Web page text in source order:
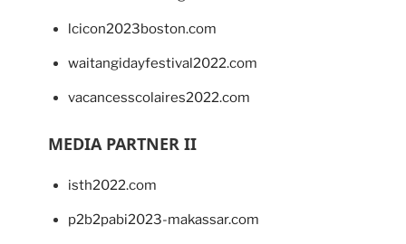
lcicon2023boston.com
waitangidayfestival2022.com
vacancesscolaires2022.com
MEDIA PARTNER II
isth2022.com
p2b2pabi2023-makassar.com